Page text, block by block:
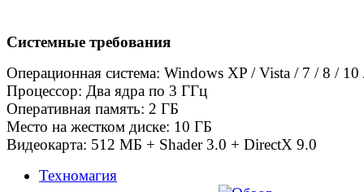
Системные требования
Операционная система: Windows XP / Vista / 7 / 8 / 10
Процессор: Два ядра по 3 ГГц
Оперативная память: 2 ГБ
Место на жестком диске: 10 ГБ
Видеокарта: 512 МБ + Shader 3.0 + DirectX 9.0
Техномагия